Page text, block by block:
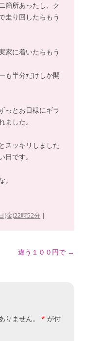
箇所あったし、ク
走り回したらもう
家に着いたらもう
も半分だけしか開
っとお日様にギラ
した。
スッキリしました
です。
(金)22時52分 |
違う１００円で →
りません。 * が付